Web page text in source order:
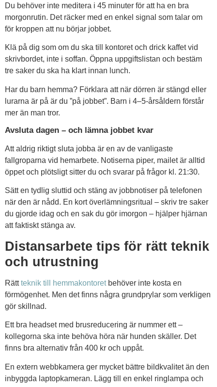
Du behöver inte meditera i 45 minuter för att ha en bra
morgonrutin. Det räcker med en enkel signal som talar om
för kroppen att nu börjar jobbet.
Klä på dig som om du ska till kontoret och drick kaffet vid
skrivbordet, inte i soffan. Öppna uppgiftslistan och bestäm
tre saker du ska ha klart innan lunch.
Har du barn hemma? Förklara att när dörren är stängd eller
lurarna är på är du ”på jobbet”. Barn i 4–5-årsåldern förstår
mer än man tror.
Avsluta dagen – och lämna jobbet kvar
Att aldrig riktigt sluta jobba är en av de vanligaste
fallgroparna vid hemarbete. Notiserna piper, mailet är alltid
öppet och plötsligt sitter du och svarar på frågor kl. 21:30.
Sätt en tydlig sluttid och stäng av jobbnotiser på telefonen
när den är nådd. En kort överlämningsritual – skriv tre saker
du gjorde idag och en sak du gör imorgon – hjälper hjärnan
att faktiskt stänga av.
Distansarbete tips för rätt teknik
och utrustning
Rättteknik till hemmakontoretbehöver inte kosta en
förmögenhet. Men det finns några grundprylar som verkligen
gör skillnad.
Ett bra headset med brusreducering är nummer ett –
kollegorna ska inte behöva höra när hunden skäller. Det
finns bra alternativ från 400 kr och uppåt.
En extern webbkamera ger mycket bättre bildkvalitet än den
inbyggda laptopkameran. Lägg till en enkel ringlampa och